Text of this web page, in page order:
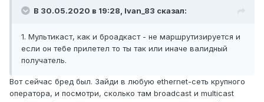
В 30.05.2020 в 19:28, Ivan_83 сказал:
1. Мультикаст, как и броадкаст - не маршрутизируется и
если он тебе прилетел то ты так или иначе валидный
получатель.
Вот сейчас бред был. Зайди в любую ethernet-сеть крупного
оператора, и посмотри, сколько там broadcast и multicast